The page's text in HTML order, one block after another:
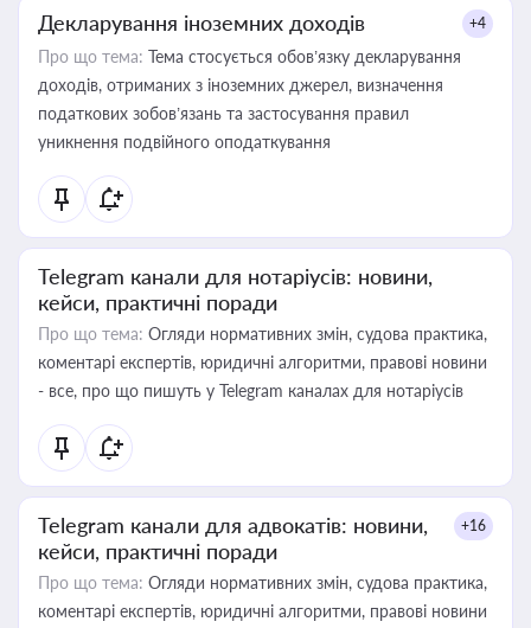
Декларування іноземних доходів +4
Про що тема: Тема стосується обов’язку декларування
доходів, отриманих з іноземних джерел, визначення
податкових зобов’язань та застосування правил
уникнення подвійного оподаткування
Telegram канали для нотаріусів: новини,
кейси, практичні поради
Про що тема: Огляди нормативних змін, судова практика,
коментарі експертів, юридичні алгоритми, правові новини
- все, про що пишуть у Telegram каналах для нотаріусів
Telegram канали для адвокатів: новини,
кейси, практичні поради
+16
Про що тема: Огляди нормативних змін, судова практика,
коментарі експертів, юридичні алгоритми, правові новини